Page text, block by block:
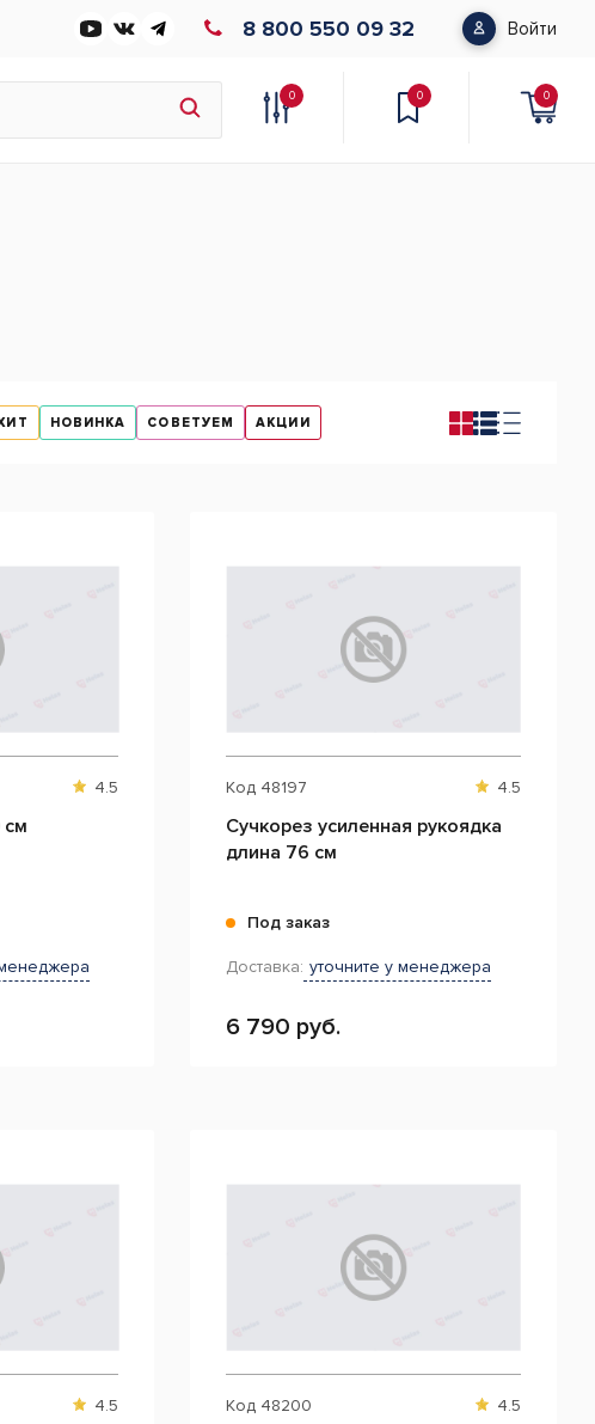
8 800 550 09 32 Войти
0 0 0
НОВИНКА СОВЕТУЕМ АКЦИИ
4.5
см
Код 48197 4.5
Сучкорез усиленная рукоядка
длина 76 см
Под заказ
Доставка: уточните у менеджера
6 790 руб.
4.5 Код 48200 4.5